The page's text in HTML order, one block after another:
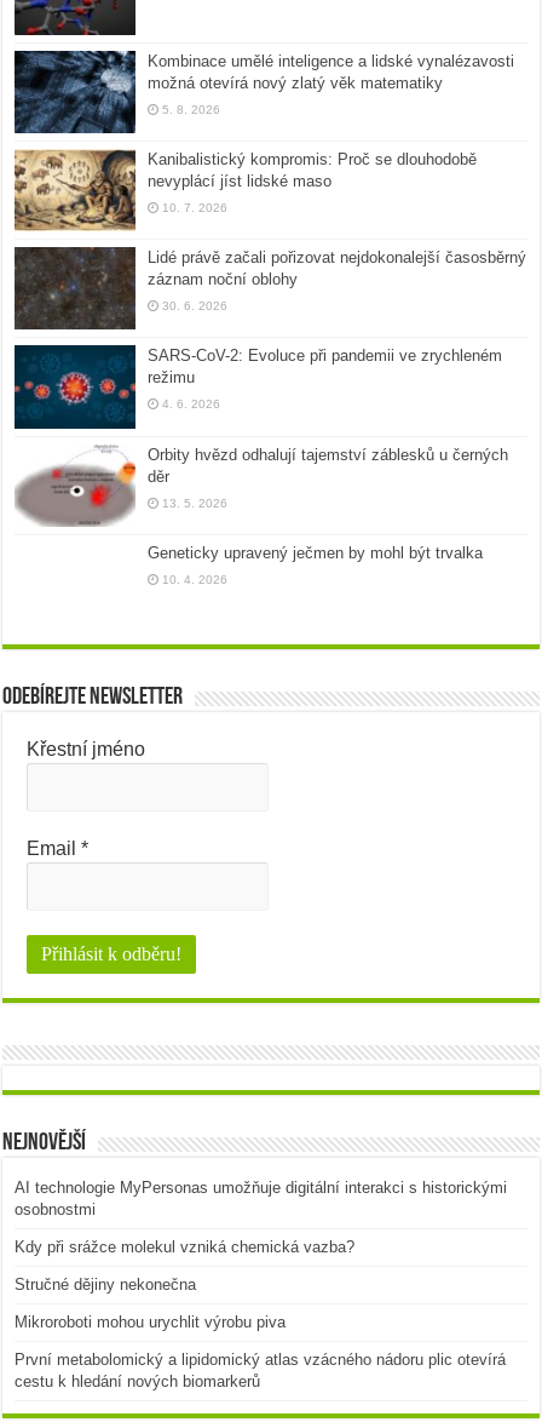
Kombinace umělé inteligence a lidské vynalézavosti
možná otevírá nový zlatý věk matematiky
5. 8. 2026
Kanibalistický kompromis: Proč se dlouhodobě
nevyplácí jíst lidské maso
10. 7. 2026
Lidé právě začali pořizovat nejdokonalejší časosběrný
záznam noční oblohy
30. 6. 2026
SARS-CoV-2: Evoluce při pandemii ve zrychleném
režimu
4. 6. 2026
Orbity hvězd odhalují tajemství záblesků u černých
děr
13. 5. 2026
Geneticky upravený ječmen by mohl být trvalka
10. 4. 2026
Odebírejte newsletter
Křestní jméno
Email*
Nejnovější
AI technologie MyPersonas umožňuje digitální interakci s historickými
osobnostmi
Kdy při srážce molekul vzniká chemická vazba?
Stručné dějiny nekonečna
Mikroroboti mohou urychlit výrobu piva
První metabolomický a lipidomický atlas vzácného nádoru plic otevírá
cestu k hledání nových biomarkerů